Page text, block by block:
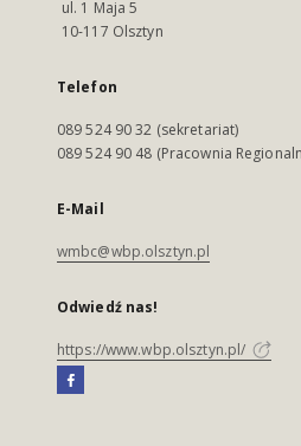
ul. 1 Maja 5
10-117 Olsztyn
Telefon
089 524 90 32 (sekretariat)
089 524 90 48 (Pracownia
E-Mail
wmbc@wbp.olsztyn.pl
Odwiedź nas!
https://www.wbp.olsztyn.pl/